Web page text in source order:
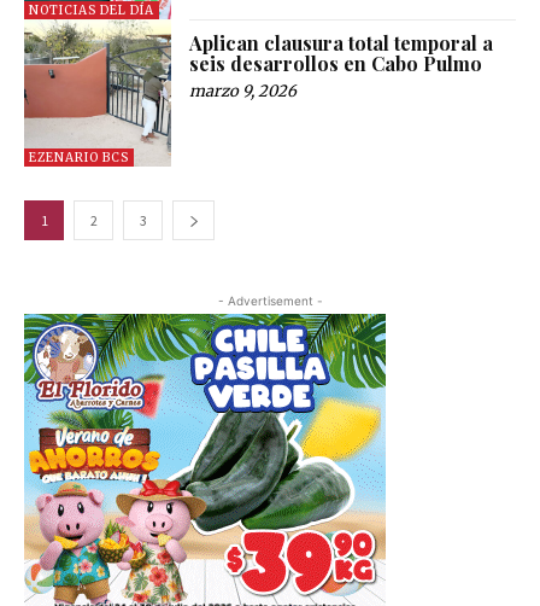
NOTICIAS DEL DÍA
EZENARIO BCS
Aplican clausura total temporal a
seis desarrollos en Cabo Pulmo
marzo 9, 2026
1 2 3
- Advertisement -